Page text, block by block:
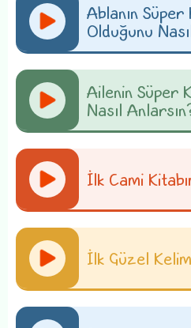
Ablanın
Olduğunu
Ailenin Süper
Nasıl
İlk Cami
İlk Güzel